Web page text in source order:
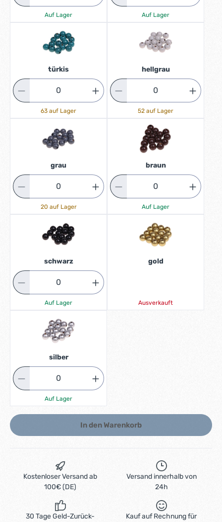
Auf Lager Auf Lager
türkis
63 auf Lager
hellgrau
52 auf Lager
grau
20 auf Lager
braun
Auf Lager
schwarz
Auf Lager
gold
Ausverkauft
silber
Auf Lager
In den Warenkorb
Kostenloser Versand ab
100€ (DE)
Versand innerhalb von
24h
30 Tage Geld-Zurück-
Kauf auf Rechnung für